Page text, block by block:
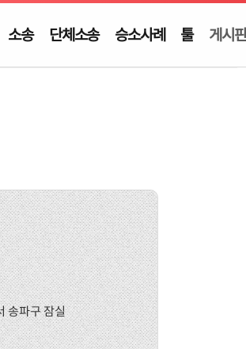
소송 단체소송 승소사례 툴 게시판
송파구 잠실